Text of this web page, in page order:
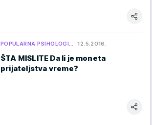
POPULARNA PSIHOLOGI… 12.5.2016.
ŠTA MISLITE Da li je moneta
prijateljstva vreme?